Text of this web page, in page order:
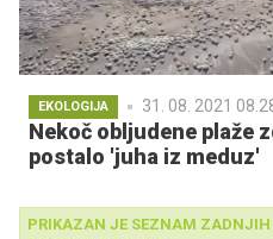
EKOLOGIJA 31. 08. 2021
Nekoč obljudene plaže
postalo 'juha iz meduz'
PRIKAZAN JE SEZNAM ZADNJIH